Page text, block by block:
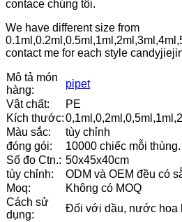
contace chúng tôi.
We have different size from
contact me for each style
Mô tả món
hàng:
pipet
Vật chất:
PE
Kích thước:
Màu sắc:
tùy chỉnh
đóng gói:
10000 chiếc mỗi thùng.
Số đo Ctn.: 50x45x40cm
tùy chỉnh:
ODM và OEM đều có
Moq:
Không có MOQ
Cách sử
dụng:
Đối với dầu, nước hoa